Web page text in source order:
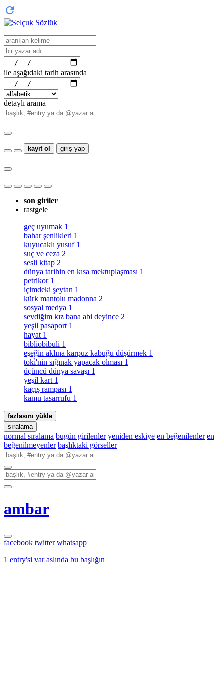
ile aşağıdaki tarih arasında
detaylı arama
kayıt ol giriş yap
son giriler
rastgele
geç uyumak 1
bahar şenlikleri 1
kuyucaklı yusuf 1
suç ve ceza 2
sesli kitap 2
dünya tarihin en kısa mektuplaşması 1
petrikor 1
i̇çimdeki şeytan 1
kürk mantolu madonna 2
sosyal medya 1
sevdiğim kız bana abi deyince 2
yeşil pasaport 1
hayat 1
bibliobibuli 1
eşeğin aklına karpuz kabuğu düşürmek 1
toki̇'nin sığınak yapacak olması 1
üçüncü dünya savaşı 1
yeşil kart 1
kaçış rampası 1
kamu tasarrufu 1
fazlasını yükle
sıralama
normal sıralama bugün girilenler yeniden eskiye en beğenilenler en
beğenilmeyenler başlıktaki görseller
ambar
facebook twitterwhatsapp
1 entry'si var aslında bu başlığın